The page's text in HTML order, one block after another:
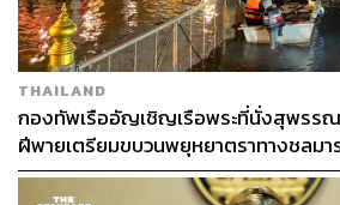
THAILAND
กองทัพเรืออัญเชิญเรือพระที่นั่งสุพรร
ฝีพายเตรียมขบวนพยุหยาตราทางชลมา